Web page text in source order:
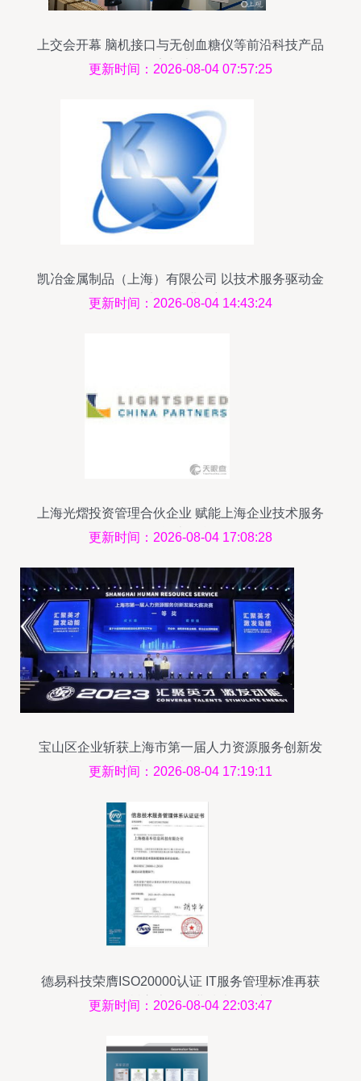
上交会开幕 脑机接口与无创血糖仪等前沿科技产品
亮相上海
更新时间：2026-08-04 07:57:25
凯冶金属制品（上海）有限公司 以技术服务驱动金
属加工行业创新
更新时间：2026-08-04 14:43:24
上海光熠投资管理合伙企业 赋能上海企业技术服务
的资本引擎
更新时间：2026-08-04 17:08:28
宝山区企业斩获上海市第一届人力资源服务创新发
展大赛头奖 技术服务领跑行业
更新时间：2026-08-04 17:19:11
德易科技荣膺ISO20000认证 IT服务管理标准再获
国际认可，树立上海企业技术服务新标杆
更新时间：2026-08-04 22:03:47